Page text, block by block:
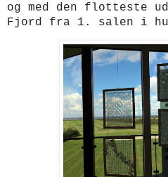
og med den flotteste
Fjord fra 1. salen i